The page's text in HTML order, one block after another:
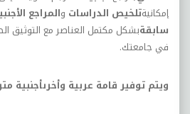
إمكانيةتلخيص الدراسات والمراجع
سابقةبشكل مكتمل العناصر مع التوثيق
في جامعتك.
ويتم توفير قامة عربية وأخرىأجنبية